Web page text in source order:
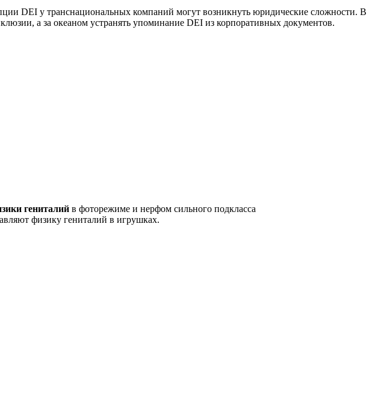
DEI у транснациональных компаний могут возникнуть юридические сложности. В
а за океаном устранять упоминание DEI из корпоративных документов.
гениталий в фоторежиме и нерфом сильного подкласса
физику гениталий в игрушках.